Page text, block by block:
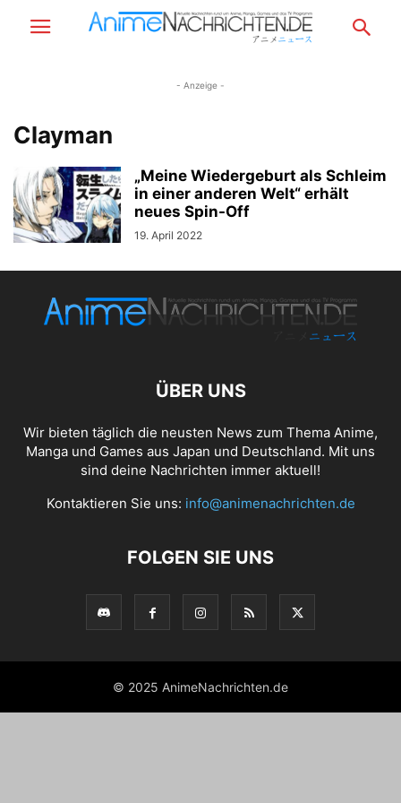
- Anzeige -
Clayman
„Meine Wiedergeburt als Schleim
in einer anderen Welt“ erhält
neues Spin-Off
19. April 2022
ÜBER UNS
Wir bieten täglich die neusten News zum Thema Anime,
Manga und Games aus Japan und Deutschland. Mit uns
sind deine Nachrichten immer aktuell!
Kontaktieren Sie uns: info@animenachrichten.de
FOLGEN SIE UNS
© 2025 AnimeNachrichten.de